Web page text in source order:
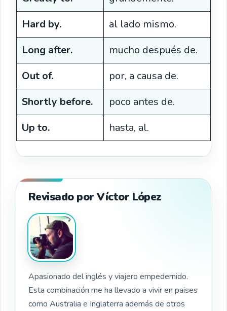
Hard by.
al lado mismo.
Long after.
mucho después de.
Out of.
por, a causa de.
Shortly before.
poco antes de.
Up to.
hasta, al.
Revisado por Víctor López
Apasionado del inglés y viajero empedernido.
Esta combinación me ha llevado a vivir en paises
como Australia e Inglaterra además de otros